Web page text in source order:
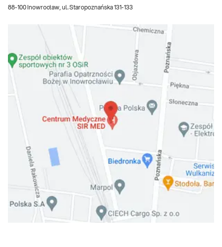
88-100 Inowrocław, ul. Staropoznańska 131-133